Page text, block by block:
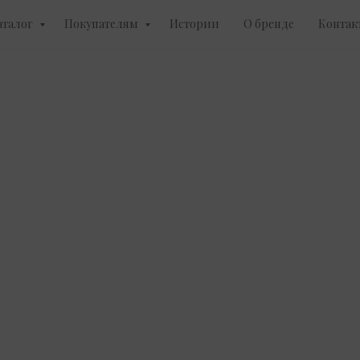
Покупателям Истории О бренде